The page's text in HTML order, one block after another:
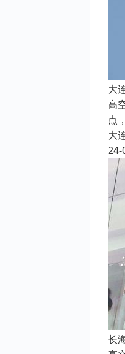
大
高
点
大
24-
长